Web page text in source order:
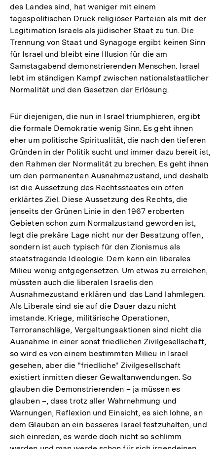
des Landes sind, hat weniger mit einem
tagespolitischen Druck religiöser Parteien als mit der
Legitimation Israels als jüdischer Staat zu tun. Die
Trennung von Staat und Synagoge ergibt keinen Sinn
für Israel und bleibt eine Illusion für die am
Samstagabend demonstrierenden Menschen. Israel
lebt im ständigen Kampf zwischen nationalstaatlicher
Normalität und den Gesetzen der Erlösung.
Für diejenigen, die nun in Israel triumphieren, ergibt
die formale Demokratie wenig Sinn. Es geht ihnen
eher um politische Spiritualität, die nach den tieferen
Gründen in der Politik sucht und immer dazu bereit ist,
den Rahmen der Normalität zu brechen. Es geht ihnen
um den permanenten Ausnahmezustand, und deshalb
ist die Aussetzung des Rechtsstaates ein offen
erklärtes Ziel. Diese Aussetzung des Rechts, die
jenseits der Grünen Linie in den 1967 eroberten
Gebieten schon zum Normalzustand geworden ist,
legt die prekäre Lage nicht nur der Besatzung offen,
sondern ist auch typisch für den Zionismus als
staatstragende Ideologie. Dem kann ein liberales
Milieu wenig entgegensetzen. Um etwas zu erreichen,
müssten auch die liberalen Israelis den
Ausnahmezustand erklären und das Land lahmlegen.
Als Liberale sind sie auf die Dauer dazu nicht
imstande. Kriege, militärische Operationen,
Terroranschläge, Vergeltungsaktionen sind nicht die
Ausnahme in einer sonst friedlichen Zivilgesellschaft,
so wird es von einem bestimmten Milieu in Israel
gesehen, aber die "friedliche" Zivilgesellschaft
existiert inmitten dieser Gewaltanwendungen. So
glauben die Demonstrierenden – ja müssen es
glauben –, dass trotz aller Wahrnehmung und
Warnungen, Reflexion und Einsicht, es sich lohne, an
dem Glauben an ein besseres Israel festzuhalten, und
sich einreden, es werde doch nicht so schlimm